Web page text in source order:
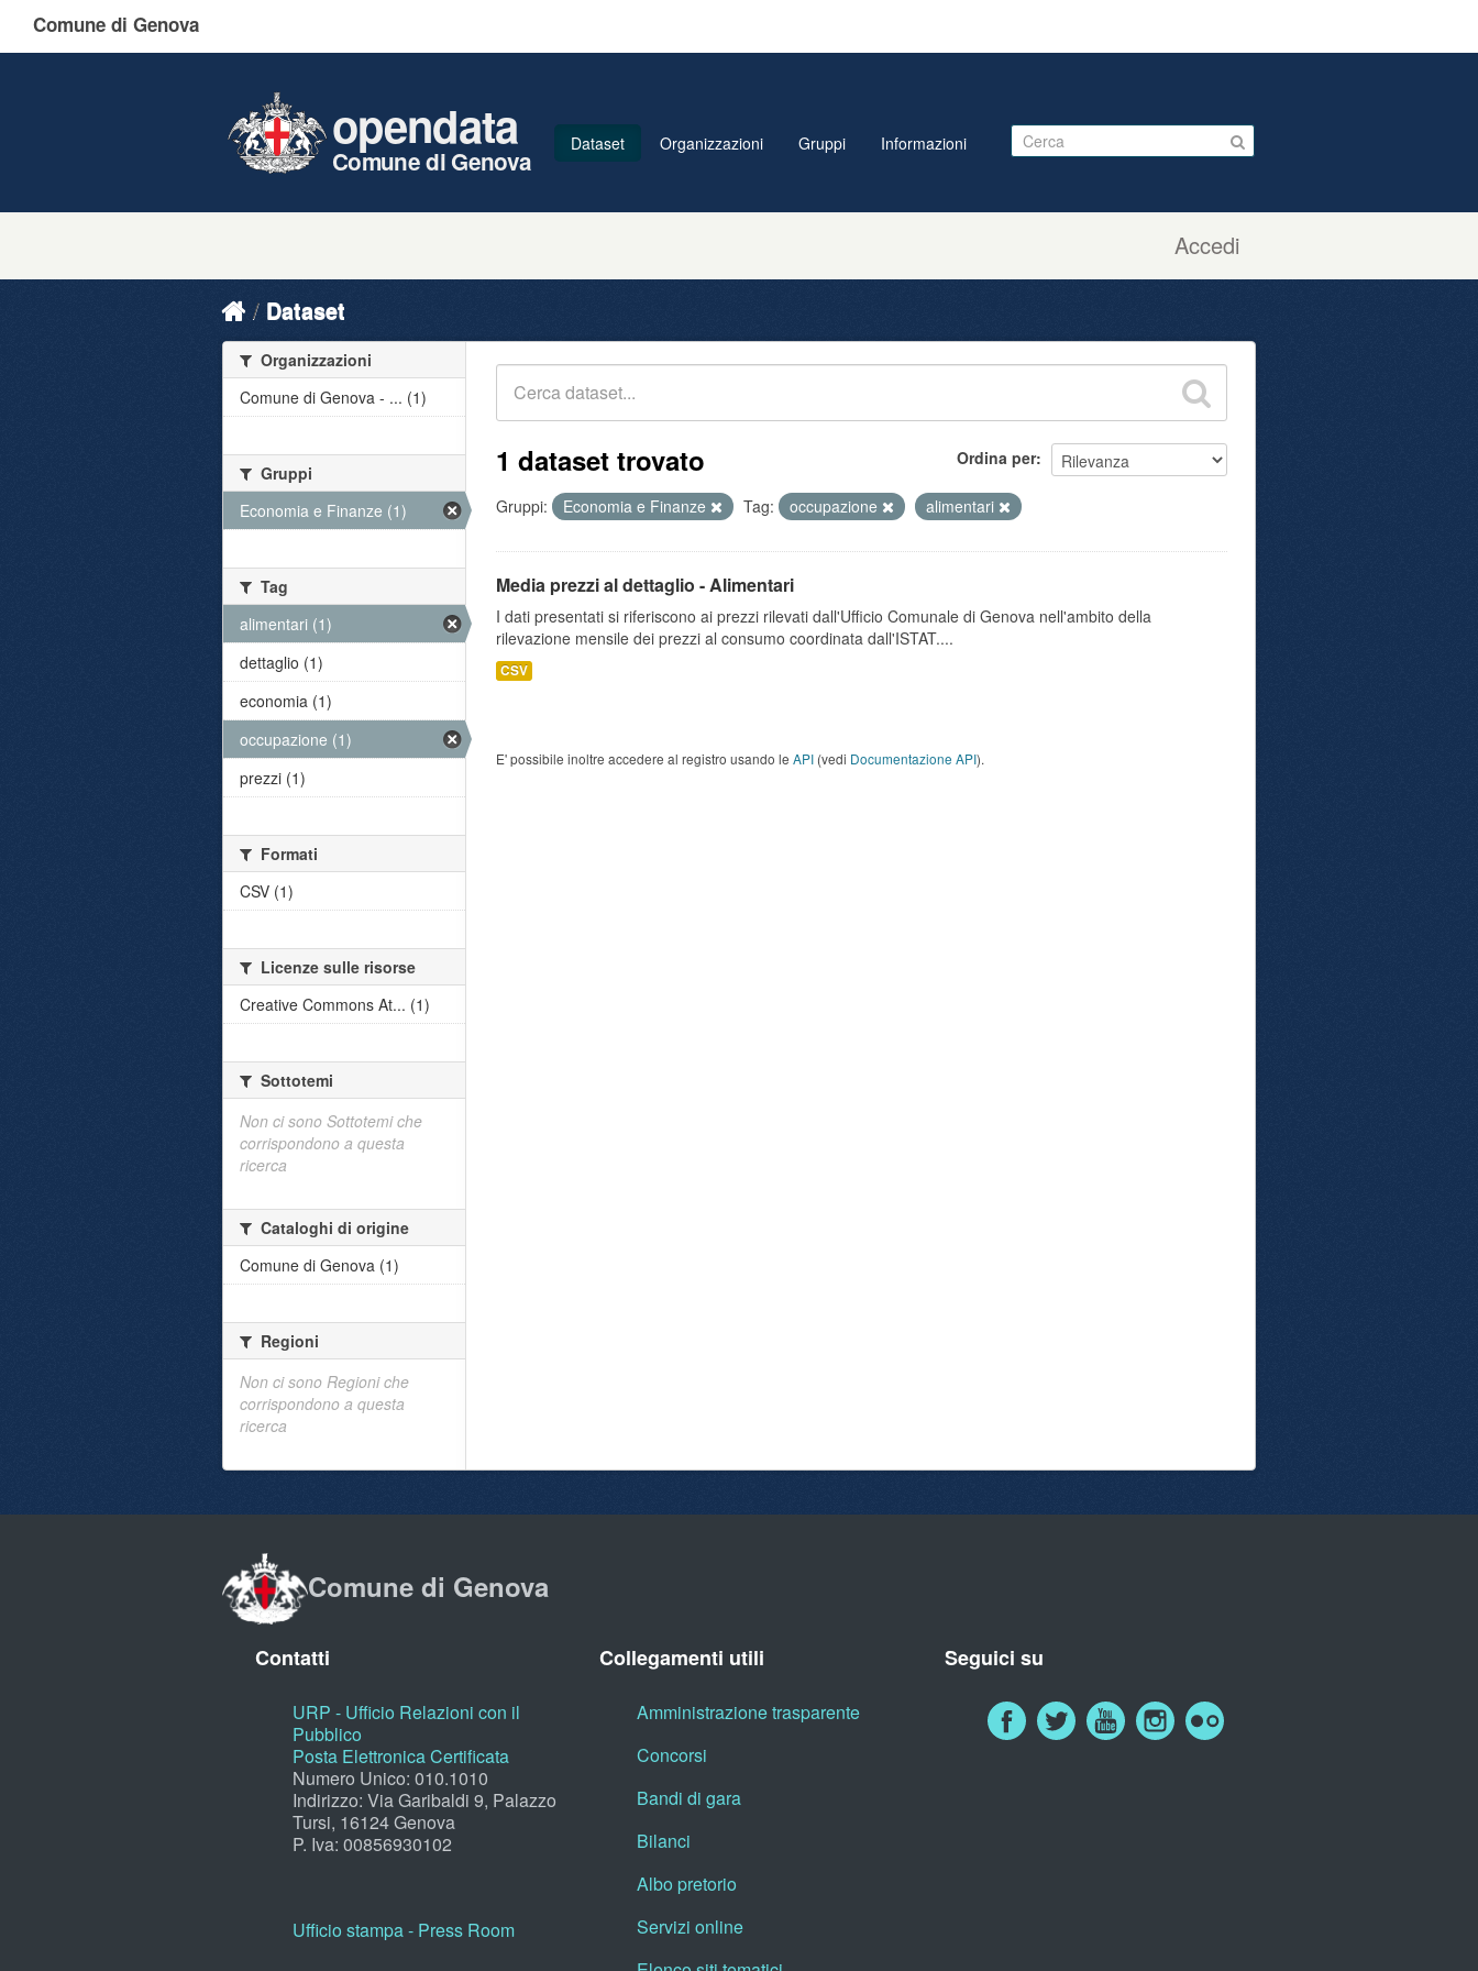
Comune di Genova
Accedi
opendata
Comune di Genova
Dataset Organizzazioni Gruppi Informazioni
Dataset
Ordina per
1 dataset trovato
Gruppi: Economia e Finanze Tag: occupazione alimentari
Media prezzi al dettaglio - Alimentari
I dati presentati si riferiscono ai prezzi rilevati dall'Ufficio Comunale di Genova nell'ambito della
rilevazione mensile dei prezzi al consumo coordinata dall'ISTAT....
CSV
E' possibile inoltre accedere al registro usando le API (vedi Documentazione API).
Organizzazioni
Comune di Genova - ... (1)
Gruppi
Economia e Finanze (1)
Tag
alimentari (1)
dettaglio (1)
economia (1)
occupazione (1)
prezzi (1)
Formati
CSV (1)
Licenze sulle risorse
Creative Commons At... (1)
Sottotemi
Non ci sono Sottotemi che
corrispondono a questa
ricerca
Cataloghi di origine
Comune di Genova (1)
Regioni
Non ci sono Regioni che
corrispondono a questa
ricerca
Comune di Genova
Contatti
URP - Ufficio Relazioni con il
Pubblico
Posta Elettronica Certificata
Numero Unico: 010.1010
Indirizzo: Via Garibaldi 9, Palazzo
Tursi, 16124 Genova
P. Iva: 00856930102
Ufficio stampa - Press Room
Collegamenti utili
Amministrazione trasparente
Concorsi
Bandi di gara
Bilanci
Albo pretorio
Servizi online
Seguici su